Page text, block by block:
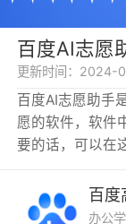
百度AI志愿
更新时间： 2024-
百度AI志愿助手
愿的软件，软件
要的话，可以在
百度
办公